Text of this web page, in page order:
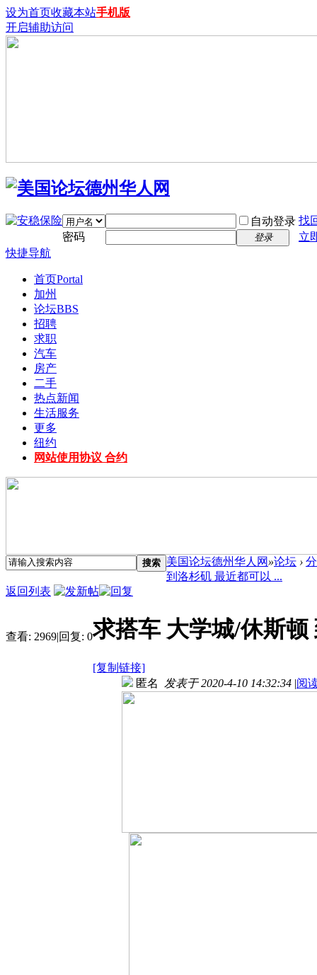
设为首页收藏本站手机版
开启辅助访问
自动登录 找
密码
登录
立
快捷导航
首页Portal
加州
论坛BBS
招聘
求职
汽车
房产
二手
热点新闻
生活服务
更多
纽约
网站使用协议 合约
搜索 美国论坛德州华人网 »论坛 ›
到洛杉矶 最近都可以 ...
返回列表
查看: 2969|回复: 0求搭车 大学城/休斯
[复制链接]
匿名 发表于 2020-4-10 14:32:34 |阅